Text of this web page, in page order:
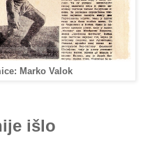
Marko Valok
išlo